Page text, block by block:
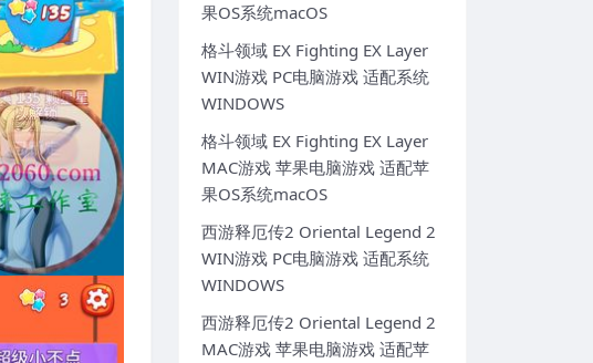
果OS系统macOS
格斗领域 EX Fighting EX Layer
WIN游戏 PC电脑游戏 适配系统
WINDOWS
格斗领域 EX Fighting EX Layer
MAC游戏 苹果电脑游戏 适配苹
果OS系统macOS
西游释厄传2 Oriental Legend 2
WIN游戏 PC电脑游戏 适配系统
WINDOWS
西游释厄传2 Oriental Legend 2
MAC游戏 苹果电脑游戏 适配苹